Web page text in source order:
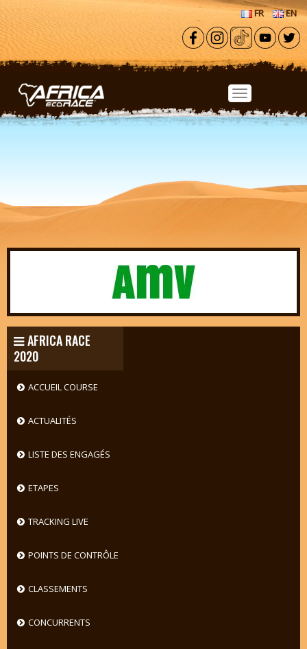
Aller au contenu principal
FR EN
AFRICA RACE
2020
ACCUEIL COURSE
ACTUALITÉS
LISTE DES ENGAGÉS
ETAPES
TRACKING LIVE
POINTS DE CONTRÔLE
CLASSEMENTS
CONCURRENTS